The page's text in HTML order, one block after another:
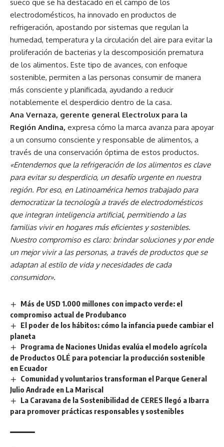
sueco que se ha destacado en el campo de los
electrodomésticos, ha innovado en productos de
refrigeración, apostando por sistemas que regulan la
humedad, temperatura y la circulación del aire para evitar la
proliferación de bacterias y la descomposición prematura
de los alimentos. Este tipo de avances, con enfoque
sostenible, permiten a las personas consumir de manera
más consciente y planificada, ayudando a reducir
notablemente el desperdicio dentro de la casa.
Ana Vernaza, gerente general Electrolux para la
Región Andina, expresa cómo la marca avanza para apoyar
a un consumo consciente y responsable de alimentos, a
través de una conservación óptima de estos productos.
«Entendemos que la refrigeración de los alimentos es clave
para evitar su desperdicio, un desafío urgente en nuestra
región. Por eso, en Latinoamérica hemos trabajado para
democratizar la tecnología a través de electrodomésticos
que integran inteligencia artificial, permitiendo a las
familias vivir en hogares más eficientes y sostenibles.
Nuestro compromiso es claro: brindar soluciones y por ende
un mejor vivir a las personas, a través de productos que se
adaptan al estilo de vida y necesidades de cada
consumidor».
Más de USD 1.000 millones con impacto verde: el
compromiso actual de Produbanco
El poder de los hábitos: cómo la infancia puede cambiar el
planeta
Programa de Naciones Unidas evalúa el modelo agrícola
de Productos OLÉ para potenciar la producción sostenible
en Ecuador
Comunidad y voluntarios transforman el Parque General
Julio Andrade en La Mariscal
La Caravana de la Sostenibilidad de CERES llegó a Ibarra
para promover prácticas responsables y sostenibles